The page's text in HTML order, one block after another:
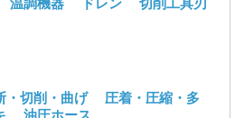
・切削・曲げ
圧着・圧縮・多
油圧ホース